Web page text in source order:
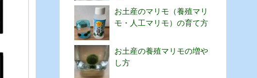
お土産のマリモ（養殖マリ
モ・人工マリモ）の育て方
お土産の養殖マリモの増や
し方